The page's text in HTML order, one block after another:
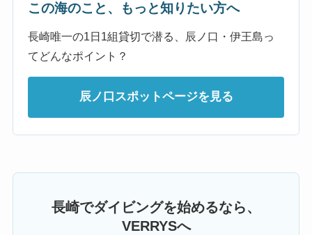
この海のこと、もっと知りたい方へ
長崎唯一の1日1組貸切で潜る、辰ノ口・伊王島っ
てどんなポイント？
辰ノ口スポットページを見る
長崎でダイビングを始めるなら、
VERRYSへ